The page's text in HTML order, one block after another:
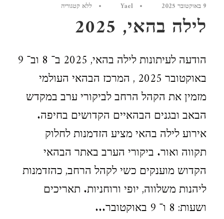
9 באוקטובר 2025 •
Yael
• ללא קטגוריה
לילה בהאי, 2025
הודעה לעיתונות לילה בהאי, 2025 ב־ 8 וב־ 9
באוקטובר 2025 , המרכז הבהאי העולמי
מזמין את הקהל הרחב לביקורי ערב במקדש
הבאב ובגנים הבהאיים הקדושים בחיפה.
אירוע לילה בהאי מציע הזדמנות לחלוק
תקווה ואור. ביקורי הערב באתר הבהאי
הקדוש מוענקים כשי לקהל הרחב, כהזדמנות
ליהנות משלווה, יופי ורוחניות. תאריכים
ושעות: 8 ו־ 9 באוקטובר...